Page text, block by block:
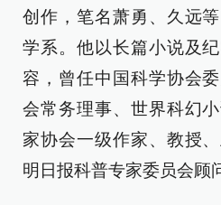
创作，笔名萧勇、久远
学系。他以长篇小说及
容，曾任中国科学协会
会常务理事、世界科幻
家协会一级作家、教授
明日报科普专家委员会顾